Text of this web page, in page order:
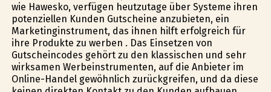
wie Hawesko, verfügen heutzutage über Systeme ihren
potenziellen Kunden Gutscheine anzubieten, ein
Marketinginstrument, das ihnen hilft erfolgreich für
ihre Produkte zu werben . Das Einsetzen von
Gutscheincodes gehört zu den klassischen und sehr
wirksamen Werbeinstrumenten, auf die Anbieter im
Online-Handel gewöhnlich zurückgreifen, und da diese